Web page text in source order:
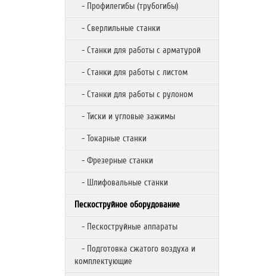
- Профилегибы (трубогибы)
- Сверлильные станки
- Станки для работы с арматурой
- Станки для работы с листом
- Станки для работы с рулоном
- Тиски и угловые зажимы
- Токарные станки
- Фрезерные станки
- Шлифовальные станки
Пескоструйное оборудование
- Пескоструйные аппараты
- Подготовка сжатого воздуха и
комплектующие